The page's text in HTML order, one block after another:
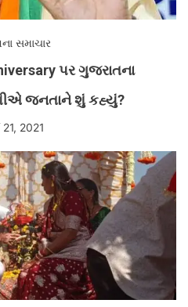
સમાચાર
પર ગુજરાતના
જનતાને શું કહ્યું?
21, 2021